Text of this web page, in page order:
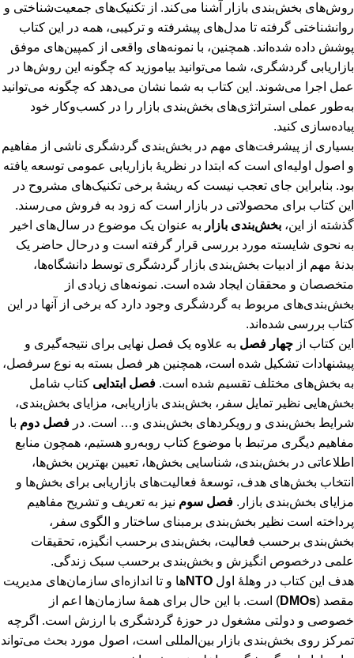
روش‌های بخش‌بندی بازار آشنا می‌کند. از تکنیک‌های جمعیت‌شناختی و
روانشناختی گرفته تا مدل‌های پیشرفته و ترکیبی، همه در این کتاب
پوشش داده شده‌اند. همچنین، با نمونه‌های واقعی از کمپین‌های موفق
بازاریابی گردشگری، شما می‌توانید بیاموزید که چگونه این روش‌ها در
عمل اجرا می‌شوند. این کتاب به شما نشان می‌دهد که چگونه می‌توانید
به‌طور عملی استراتژی‌های بخش‌بندی بازار را در کسب‌وکار خود
پیاده‌سازی کنید.
بسیاری از پیشرفت‌های مهم در بخش‌بندی گردشگری ناشی از مفاهیم
و اصول اولیه‌ای است که ابتدا در نظریۀ بازاریابی عمومی توسعه یافته
بود. بنابراین جای تعجب نیست که ریشۀ برخی تکنیک‌های مشروح در
این کتاب برای محصولاتی در بازار است که زود به فروش می‌رسند.
گذشته از این، بخش‌بندی بازار به عنوان یک موضوع در سال‌های اخیر
به نحوی شایسته مورد بررسی قرار گرفته است و درحال حاضر یک
بدنۀ مهم از ادبیات بخش‌بندی بازار گردشگری توسط دانشگاه‌ها،
متخصصان و محققان ایجاد شده است. نمونه‌های زیادی از
بخش‌بندی‌های مربوط به گردشگری وجود دارد که برخی از آنها در این
کتاب بررسی شده‌اند.
این کتاب از چهار فصل به علاوه یک فصل نهایی برای نتیجه‌گیری و
پیشنهادات تشکیل شده است، همچنین هر فصل بسته به نوع سرفصل،
به بخش‌های مختلف تقسیم شده است. فصل ابتدایی کتاب شامل
بخش‌هایی نظیر تمایل سفر، بخش‌بندی بازاریابی، مزایای بخش‌بندی،
شرایط بخش‌بندی و رویکردهای بخش‌بندی و… است. در فصل دوم با
مفاهیم دیگری مرتبط با موضوع کتاب روبه‌رو هستیم، همچون منابع
اطلاعاتی در بخش‌بندی، شناسایی بخش‌‌ها، تعیین بهترین بخش‌ها،
انتخاب بخش‌های هدف، توسعۀ فعالیت‌های بازاریابی برای بخش‌‌ها و
مزایای بخش‌بندی بازار. فصل سوم نیز به تعریف و تشریح مفاهیم
پرداخته است نظیر بخش‌بندی برمبنای ساختار و الگوی سفر،
بخش‌بندی برحسب فعالیت، بخش‌بندی برحسب انگیزه، تحقیقات
علمی درخصوص انگیزش و بخش‌بندی برحسب سبک زندگی.
هدف این کتاب در وهلۀ اول NTO‌‌ها و تا اندازه‌ای سازمان‌های مدیریت
مقصد (DMOs) است. با این حال برای همۀ سازمان‌‌ها اعم از
خصوصی و دولتی مشغول در حوزۀ گردشگری با ارزش است. اگرچه
تمرکز روی بخش‌بندی بازار بین‌المللی است، اصول مورد بحث می‌تواند